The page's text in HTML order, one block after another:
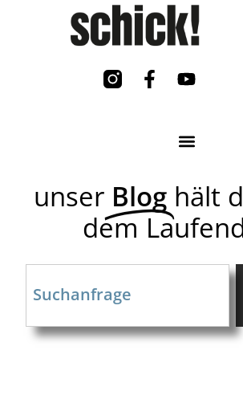
unser Blog hält
dem